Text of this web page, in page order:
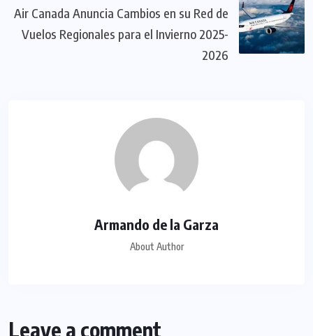
Air Canada Anuncia Cambios en su Red de
Vuelos Regionales para el Invierno 2025-
2026
Armando de la Garza
About Author
Leave a comment